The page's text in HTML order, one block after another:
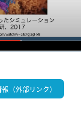
（外部リンク）